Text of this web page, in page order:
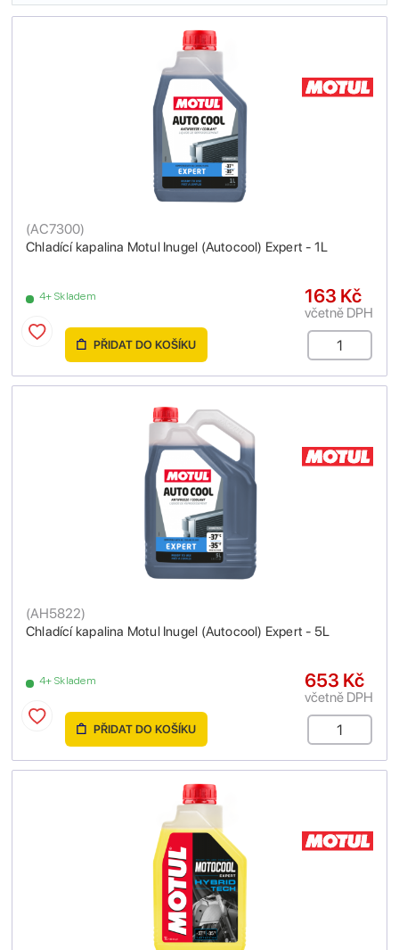
Chladící kapalina Motul Inugel (Autocool) Expert - 1L
(AC7300)
4+ Skladem 163 Kč
včetně DPH
PŘIDAT DO KOŠÍKU
Chladící kapalina Motul Inugel (Autocool) Expert - 5L
(AH5822)
4+ Skladem 653 Kč
včetně DPH
PŘIDAT DO KOŠÍKU